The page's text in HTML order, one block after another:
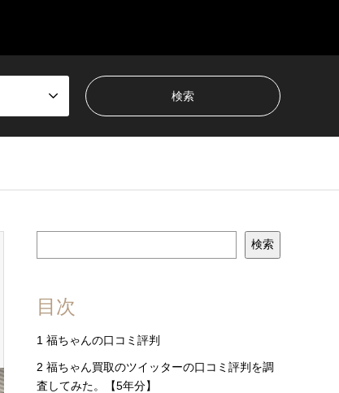
検索
目次
1 福ちゃんの口コミ評判
2 福ちゃん買取のツイッターの口コミ評判を調
査してみた。【5年分】